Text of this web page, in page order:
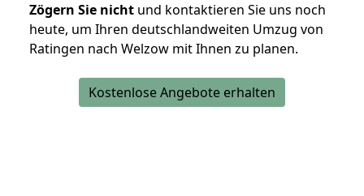
Zögern Sie nicht und kontaktieren Sie uns noch
heute, um Ihren deutschlandweiten Umzug von
Ratingen nach Welzow mit Ihnen zu planen.
Kostenlose Angebote erhalten